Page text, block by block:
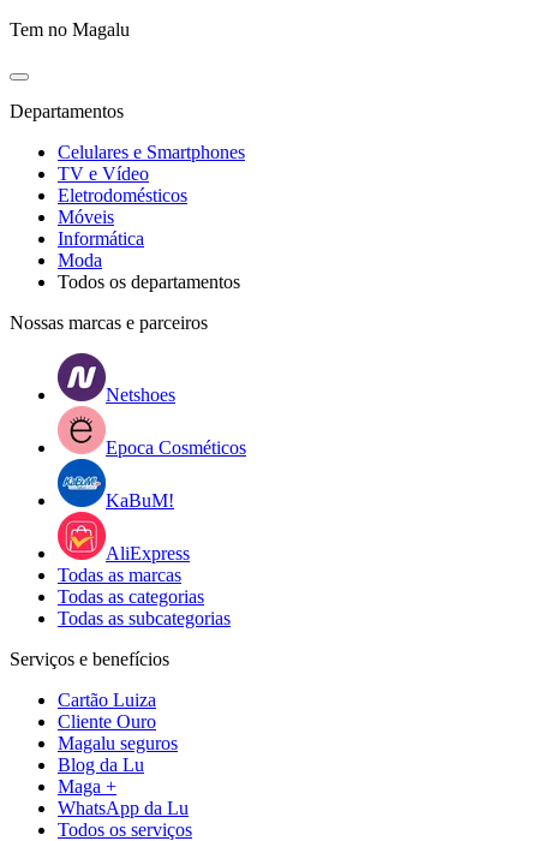
Tem no Magalu
Departamentos
Celulares e Smartphones
TV e Vídeo
Eletrodomésticos
Móveis
Informática
Moda
Todos os departamentos
Nossas marcas e parceiros
Netshoes
Epoca Cosméticos
KaBuM!
AliExpress
Todas as marcas
Todas as categorias
Todas as subcategorias
Serviços e benefícios
Cartão Luiza
Cliente Ouro
Magalu seguros
Blog da Lu
Maga +
WhatsApp da Lu
Todos os serviços